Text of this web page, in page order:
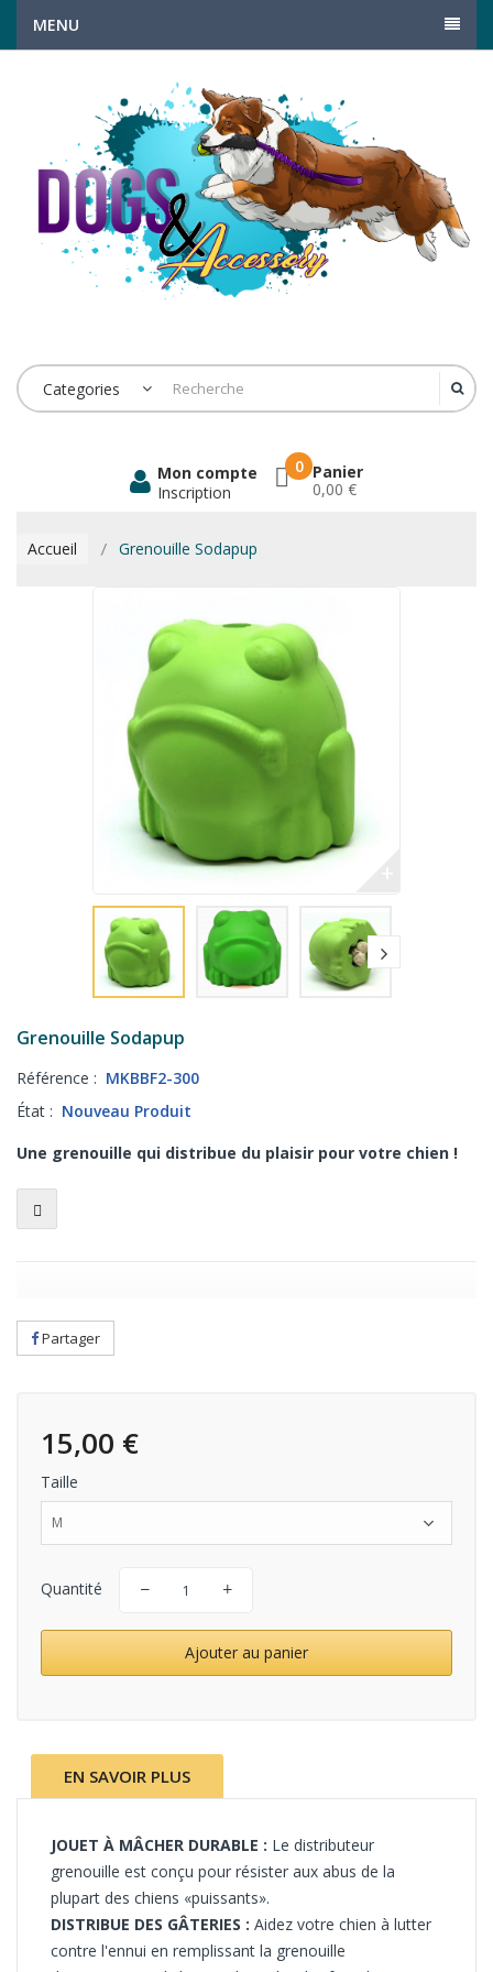
MENU
Categories
0 Panier
0,00 €
Mon compte
Inscription
Accueil Grenouille Sodapup
Grenouille Sodapup
Référence : MKBBF2-300
État : Nouveau Produit
Une grenouille qui distribue du plaisir pour votre chien !
Partager
15,00 €
Taille
M
Quantité
Ajouter au panier
EN SAVOIR PLUS
JOUET À MÂCHER DURABLE : Le distributeur
grenouille est conçu pour résister aux abus de la
plupart des chiens «puissants».
DISTRIBUE DES GÂTERIES : Aidez votre chien à lutter
contre l'ennui en remplissant la grenouille